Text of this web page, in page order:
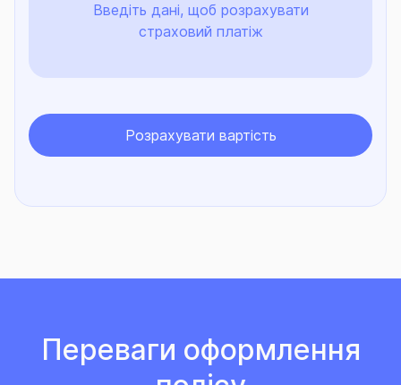
Введіть дані, щоб розрахувати
страховий платіж
Розрахувати вартість
Переваги оформлення